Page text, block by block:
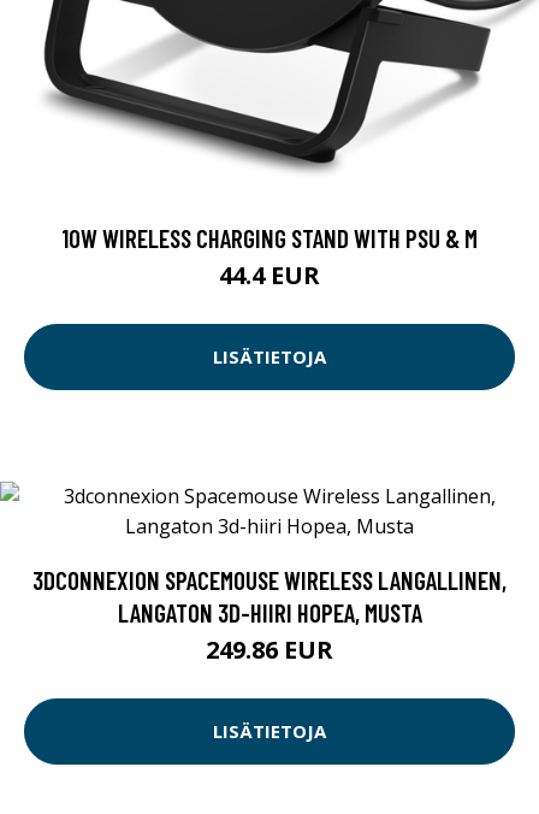
10W WIRELESS CHARGING STAND WITH PSU & M
44.4 EUR
LISÄTIETOJA
3DCONNEXION SPACEMOUSE WIRELESS LANGALLINEN,
LANGATON 3D-HIIRI HOPEA, MUSTA
249.86 EUR
LISÄTIETOJA